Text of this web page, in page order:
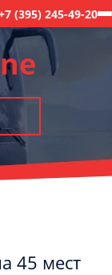
(395) 245-49-20
45 мест